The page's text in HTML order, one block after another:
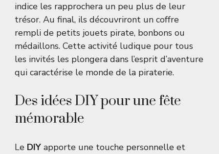
indice les rapprochera un peu plus de leur
trésor. Au final, ils découvriront un coffre
rempli de petits jouets pirate, bonbons ou
médaillons. Cette activité ludique pour tous
les invités les plongera dans l’esprit d’aventure
qui caractérise le monde de la piraterie.
Des idées DIY pour une fête
mémorable
Le DIY apporte une touche personnelle et